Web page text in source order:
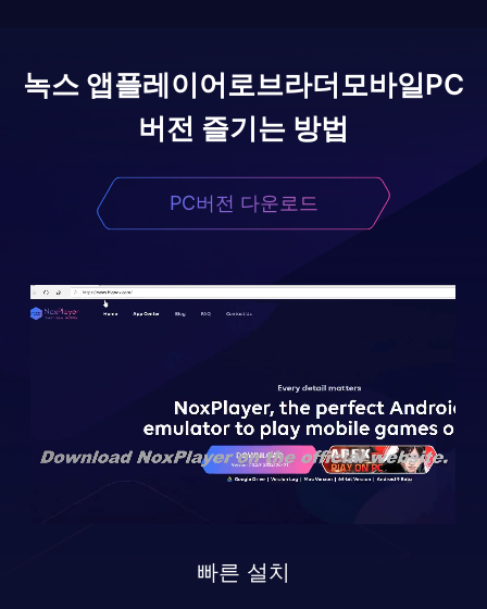
녹스 앱플레이어로브라더모바일PC
버전 즐기는 방법
PC버전 다운로드
빠른 설치